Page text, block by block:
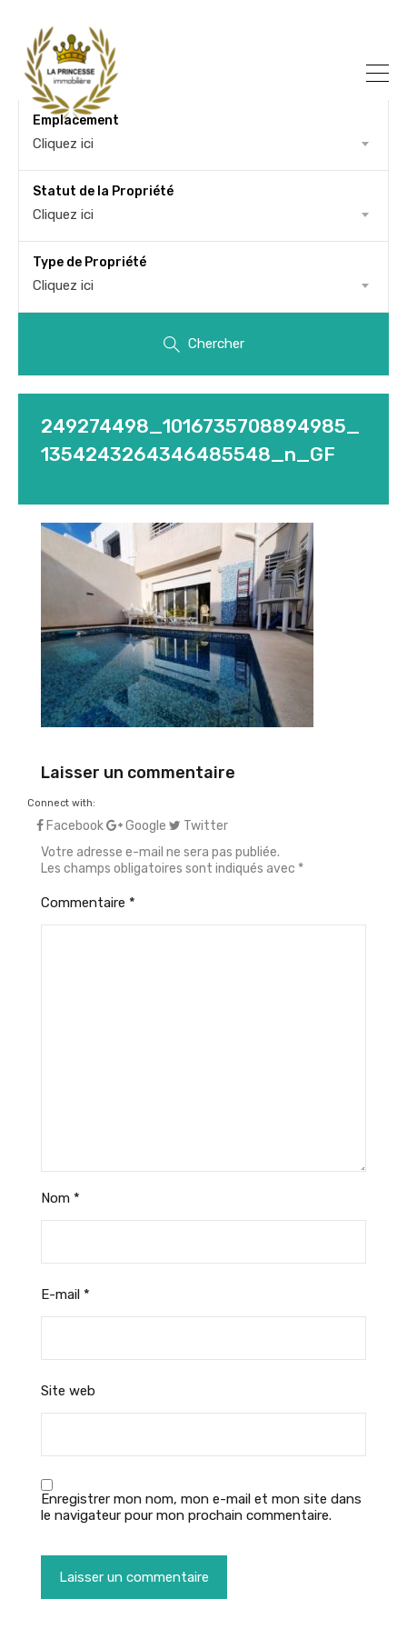
Emplacement
Cliquez ici
Statut de la Propriété
Cliquez ici
Type de Propriété
Cliquez ici
Chercher
249274498_1016735708894985_
1354243264346485548_n_GF
Laisser un commentaire
Connect with:
Facebook Google
Twitter
Votre adresse e-mail ne sera pas publiée.
Les champs obligatoires sont indiqués avec *
Commentaire *
Nom *
E-mail *
Site web
Enregistrer mon nom, mon e-mail et mon site dans
le navigateur pour mon prochain commentaire.